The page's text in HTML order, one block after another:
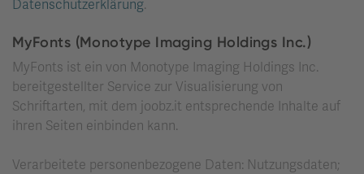
Datenschutzerklärung.
MyFonts (Monotype Imaging Holdings Inc.)
MyFonts ist ein von Monotype Imaging Holdings Inc.
bereitgestellter Service zur Visualisierung von
Schriftarten, mit dem joobz.it entsprechende Inhalte auf
ihren Seiten einbinden kann.
Verarbeitete personenbezogene Daten: Nutzungsdaten;